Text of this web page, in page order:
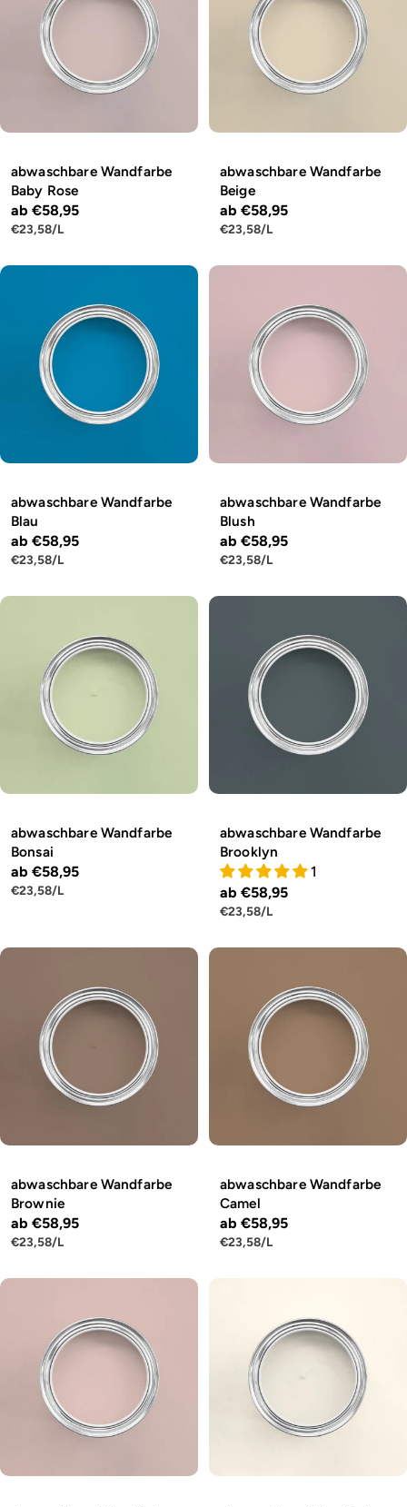
abwaschbare Wandfarbe
Baby Rose
Regulärer
Preis
ab €58,95
STÜCKPREIS
€23,58/PRO
L
abwaschbare Wandfarbe
Beige
Regulärer
Preis
ab €58,95
STÜCKPREIS
€23,58/PRO
L
abwaschbare Wandfarbe
Blau
Regulärer
Preis
ab €58,95
STÜCKPREIS
€23,58/PRO
L
abwaschbare Wandfarbe
Blush
Regulärer
Preis
ab €58,95
STÜCKPREIS
€23,58/PRO
L
abwaschbare Wandfarbe
Bonsai
Regulärer
Preis
ab €58,95
STÜCKPREIS
€23,58/PRO
L
abwaschbare Wandfarbe
Brooklyn
1
Regulärer
Preis
ab €58,95
STÜCKPREIS
€23,58/PRO
L
abwaschbare Wandfarbe
Brownie
Regulärer
Preis
ab €58,95
STÜCKPREIS
€23,58/PRO
L
abwaschbare Wandfarbe
Camel
Regulärer
Preis
ab €58,95
STÜCKPREIS
€23,58/PRO
L